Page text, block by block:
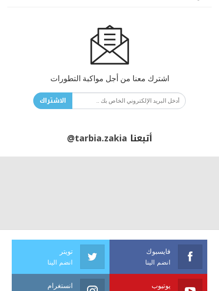
اشترك معنا من أجل مواكبة التطورات
الاشتراك
أتبعنا @tarbia.zakia
فايسبوك
انضم الينا
تويتر
انضم الينا
يوتيوب انستغرام